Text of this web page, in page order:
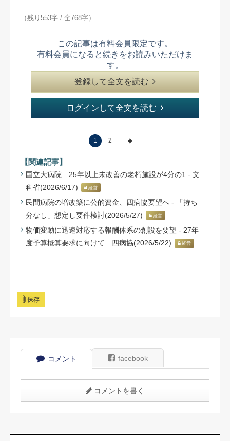
（残り553字 / 全768字）
この記事は有料会員限定です。
有料会員になると続きをお読みいただけま
す。
登録して全文を読む
ログインして全文を読む
1 2
【関連記事】
国立大病院 25年以上未改善の老朽施設が4分の1 - 文
科省(2026/6/17)
経営
民間病院の増改築に公的資金、四病協要望へ - 「持ち
分なし」想定し要件検討(2026/5/27)
経営
物価変動に迅速対応する報酬体系の創設を要望 - 27年
度予算概算要求に向けて 四病協(2026/5/22)
経営
保存
コメント facebook
コメントを書く